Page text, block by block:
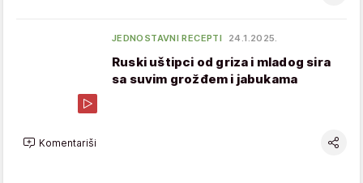
JEDNOSTAVNI RECEPTI 24.1.2025.
Ruski uštipci od griza i mladog sira
sa suvim grožđem i jabukama
Komentariši